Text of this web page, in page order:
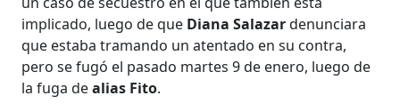
implicado, luego de que Diana Salazardenunciara
que estaba tramando un atentado en su contra,
pero se fugó el pasado martes 9 de enero, luego de
la fuga dealias Fito.